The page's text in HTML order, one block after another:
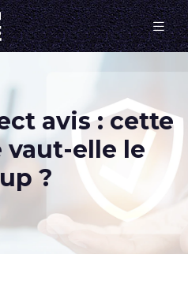
avis : cette
vaut-elle le
?